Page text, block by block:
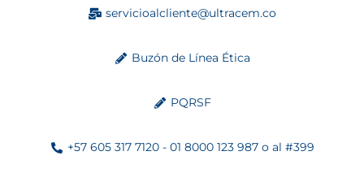
servicioalcliente@ultracem.co
Buzón de Línea Ética
PQRSF
+57 605 317 7120 - 01 8000 123 987 o al #399